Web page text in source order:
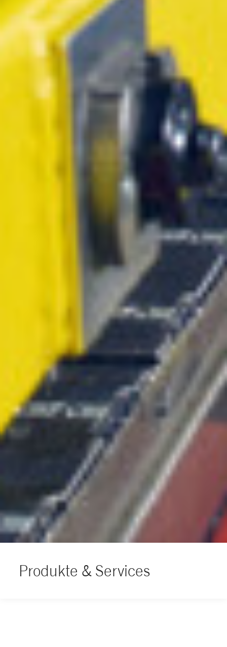
Produkte & Services